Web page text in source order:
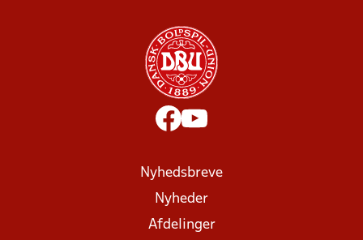
Nyhedsbreve
Nyheder
Afdelinger